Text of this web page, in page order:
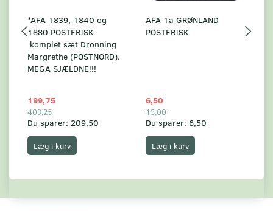
*AFA 1839, 1840 og
1880 POSTFRISK
komplet sæt Dronning
Margrethe (POSTNORD).
MEGA SJÆLDNE!!!
199,75
409,25
Du sparer: 209,50
Læg i kurv
AFA 1a GRØNLAND
POSTFRISK
6,50
13,00
Du sparer: 6,50
Læg i kurv